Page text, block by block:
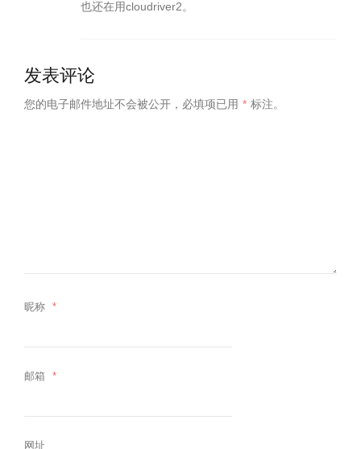
也还在用cloudriver2。
发表评论
您的电子邮件地址不会被公开， 必填项已用 * 标注。
昵称 *
邮箱 *
网址